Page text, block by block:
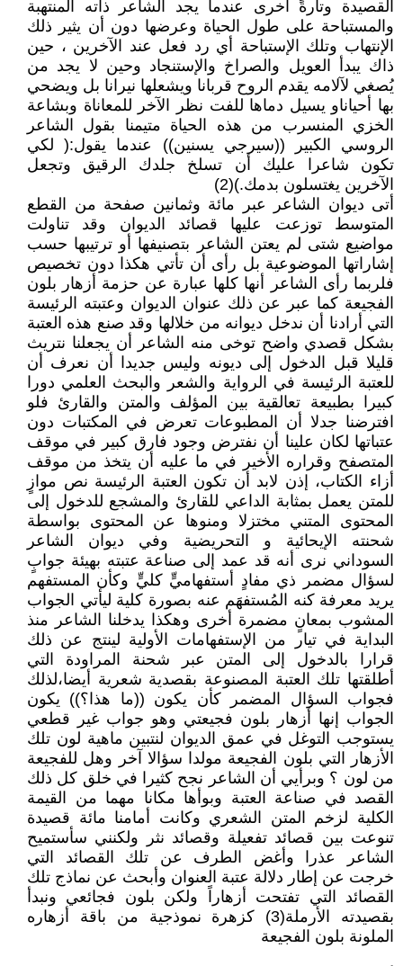
القصيدة وتارةً أخرى عندما يجد الشاعر ذاته المنتهبة
والمستباحة على طول الحياة وعرضها دون أن يثير ذلك
الإنتهاب وتلك الإستباحة أي رد فعل عند الآخرين ، حين
ذاك يبدأ العويل والصراخ والإستنجاد وحين لا يجد من
يُصغي لآلامه يقدم الروح قربانا ويشعلها نيرانا بل ويضحي
بها أحياناو يسيل دماها للفت نظر الآخر للمعاناة وبشاعة
الخزي المنسرب من هذه الحياة متيمنا بقول الشاعر
الروسي الكبير ((سيرجي يسنين)) عندما يقول:( لكي
تكون شاعرا عليك أن تسلخ جلدك الرقيق وتجعل
الآخرين يغتسلون بدمك.)(2)
أتى ديوان الشاعر عبر مائة وثمانين صفحة من القطع
المتوسط توزعت عليها قصائد الديوان وقد تناولت
مواضيع شتى لم يعتن الشاعر بتصنيفها أو ترتيبها حسب
إشاراتها الموضوعية بل رأى أن تأتي هكذا دون تخصيص
فلربما رأى الشاعر أنها كلها عبارة عن حزمة أزهار بلون
الفجيعة كما عبر عن ذلك عنوان الديوان وعتبته الرئيسة
التي أرادنا أن ندخل ديوانه من خلالها وقد صنع هذه العتبة
بشكل قصدي واضح توخى منه الشاعر أن يجعلنا نتريث
قليلا قبل الدخول إلى ديونه وليس جديدا أن نعرف أن
للعتبة الرئيسة في الرواية والشعر والبحث العلمي دورا
كبيرا بطبيعة تعالقية بين المؤلف والمتن والقارئ فلو
افترضنا جدلا أن المطبوعات تعرض في المكتبات دون
عتباتها لكان علينا أن نفترض وجود فارق كبير في موقف
المتصفح وقراره الأخير في ما عليه أن يتخذ من موقف
أزاء الكتاب، إذن لابد أن تكون العتبة الرئيسة نص موازٍ
للمتن يعمل بمثابة الداعي للقارئ والمشجع للدخول إلى
المحتوى المتني مختزلا ومنوها عن المحتوى بواسطة
شحنته الإيحائية و التحريضية وفي ديوان الشاعر
السوداني نرى أنه قد عمد إلى صناعة عتبته بهيئة جوابٍ
لسؤال مضمر ذي مفادٍ أستفهاميٍّ كليٍّ وكأن المستفهم
يريد معرفة كنه المُستفهَم عنه بصورة كلية ليأتي الجواب
المشوب بمعانٍ مضمرة أخرى وهكذا يدخلنا الشاعر منذ
البداية في تيار من الإستفهامات الأولية لينتج عن ذلك
قرارا بالدخول إلى المتن عبر شحنة المراودة التي
أطلقتها تلك العتبة المصنوعة بقصدية شعرية أيضا،لذلك
فجواب السؤال المضمر كأن يكون ((ما هذا؟)) يكون
الجواب إنها أزهار بلون فجيعتي وهو جواب غير قطعي
يستوجب التوغل في عمق الديوان لنتبين ماهية لون تلك
الأزهار التي بلون الفجيعة مولدا سؤالا آخر وهل للفجيعة
من لون ؟ وبرأيي أن الشاعر نجح كثيرا في خلق كل ذلك
القصد في صناعة العتبة وبوأها مكانا مهما من القيمة
الكلية لزخم المتن الشعري وكانت أمامنا مائة قصيدة
تنوعت بين قصائد تفعيلة وقصائد نثر ولكنني سأستميح
الشاعر عذرا وأغض الطرف عن تلك القصائد التي
خرجت عن إطار دلالة عتبة العنوان وأبحث عن نماذج تلك
القصائد التي تفتحت أزهاراً ولكن بلون فجائعي ونبدأ
بقصيدته الأرملة(3) كزهرة نموذجية من باقة أزهاره
الملونة بلون الفجيعة